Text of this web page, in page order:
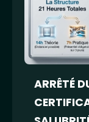
ARRÊTÉ